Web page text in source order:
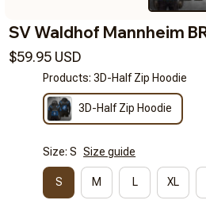
SV Waldhof Mannheim
$59.95 USD
Products: 3D-Half Zip Hoodie
3D-Half Zip Hoodie
Size: S Size guide
S M L XL